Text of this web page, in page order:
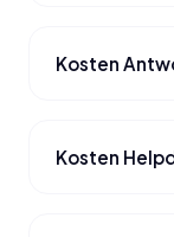
Kosten
Kosten